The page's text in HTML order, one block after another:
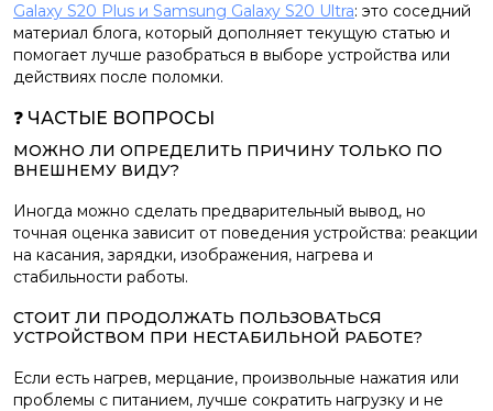
Galaxy S20 Plus и Samsung Galaxy S20 Ultra: это соседний
материал блога, который дополняет текущую статью и
помогает лучше разобраться в выборе устройства или
действиях после поломки.
❓ ЧАСТЫЕ ВОПРОСЫ
МОЖНО ЛИ ОПРЕДЕЛИТЬ ПРИЧИНУ ТОЛЬКО ПО
ВНЕШНЕМУ ВИДУ?
Иногда можно сделать предварительный вывод, но
точная оценка зависит от поведения устройства: реакции
на касания, зарядки, изображения, нагрева и
стабильности работы.
СТОИТ ЛИ ПРОДОЛЖАТЬ ПОЛЬЗОВАТЬСЯ
УСТРОЙСТВОМ ПРИ НЕСТАБИЛЬНОЙ РАБОТЕ?
Если есть нагрев, мерцание, произвольные нажатия или
проблемы с питанием, лучше сократить нагрузку и не